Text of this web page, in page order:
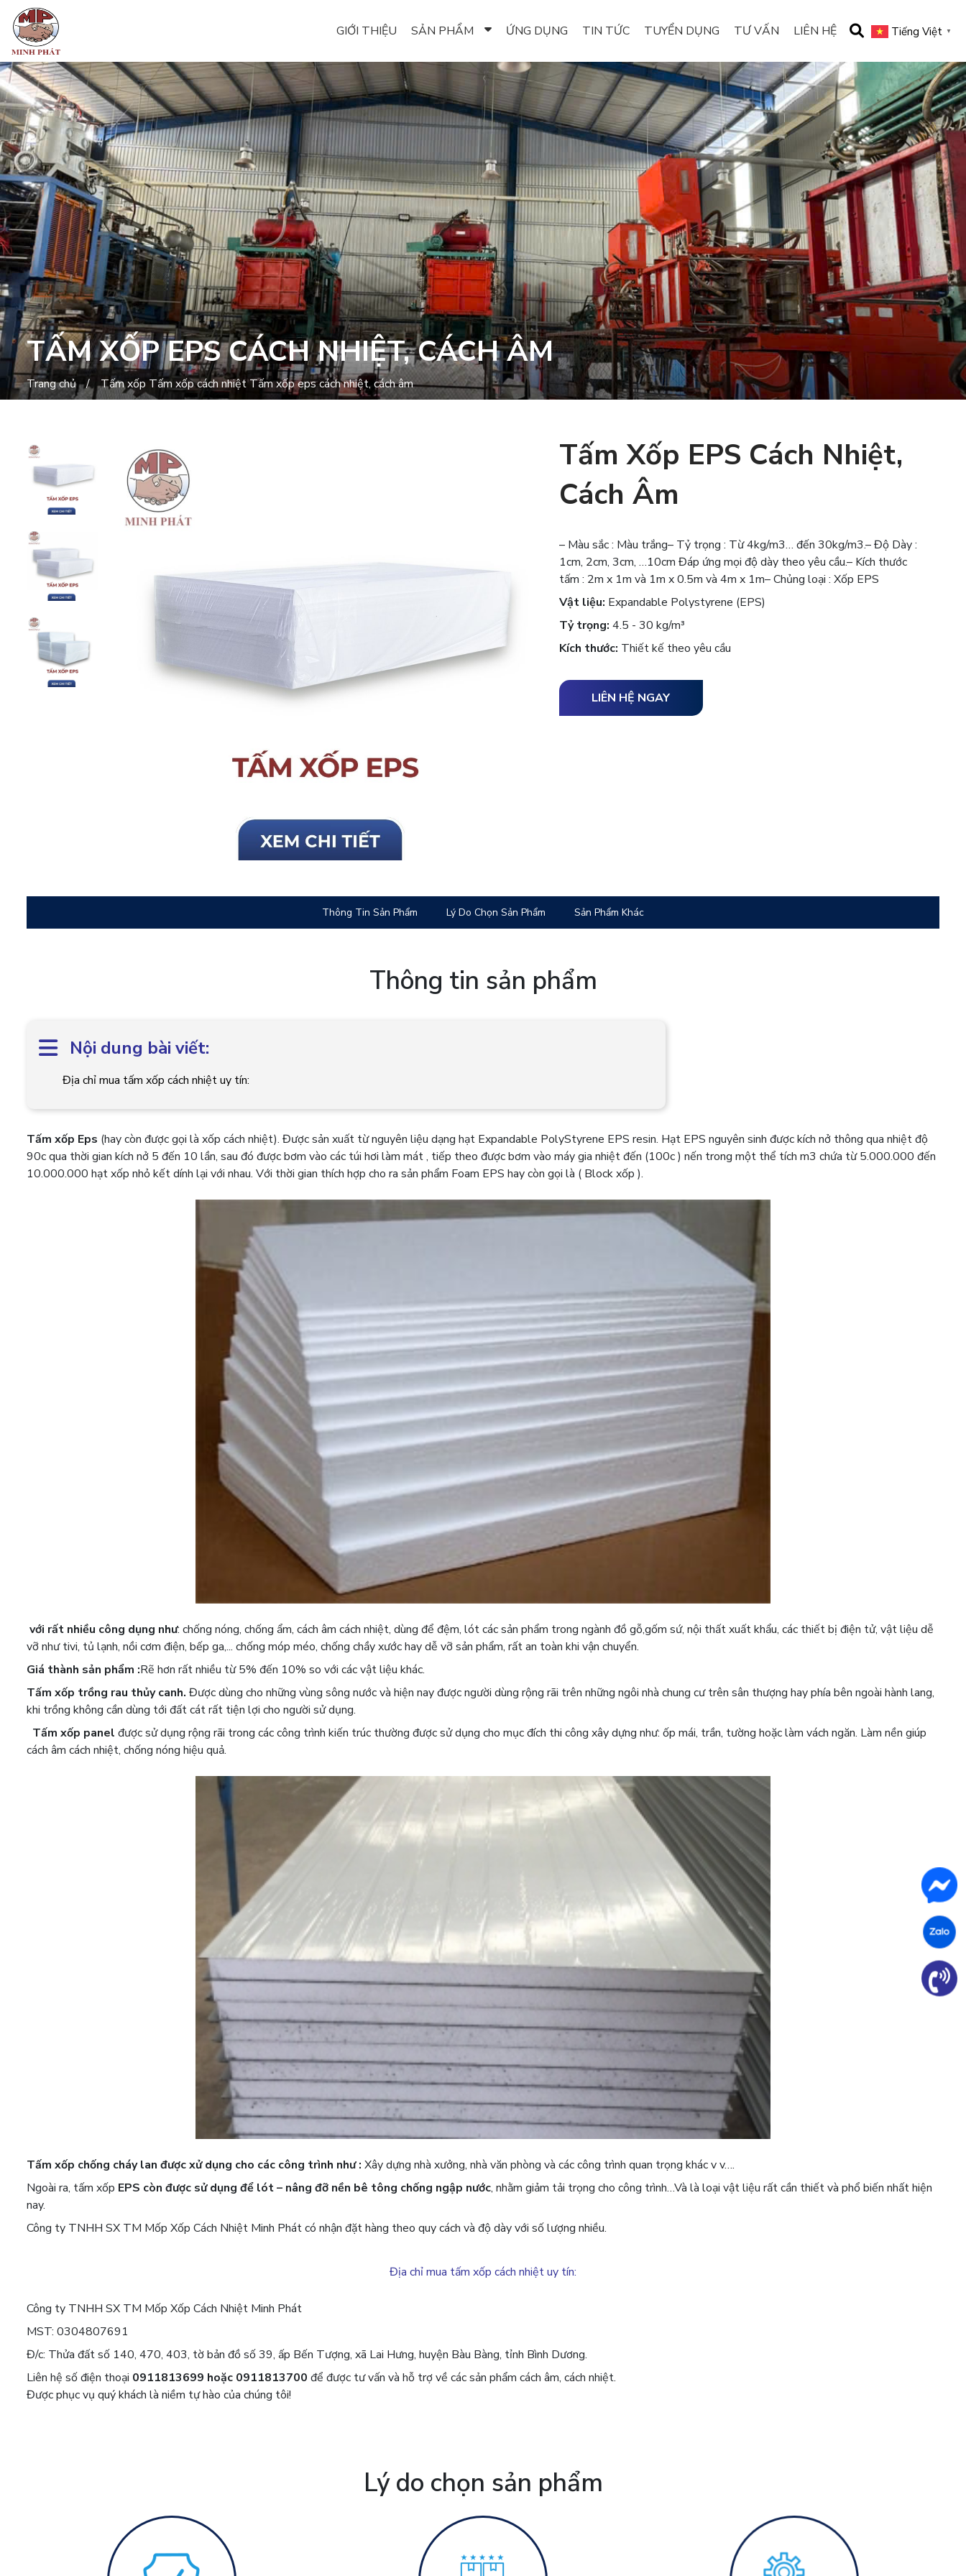
GIỚI THIỆU SẢN PHẨM ỨNG DỤNG TIN TỨC TUYỂN DỤNG TƯ VẤN LIÊN HỆ Tiếng Việt ▼
TẤM XỐP EPS CÁCH NHIỆT, CÁCH ÂM
Trang chủ Tấm xốp Tấm xốp cách nhiệt Tấm xốp eps cách nhiệt, cách âm
Tấm Xốp EPS Cách Nhiệt,
Cách Âm
– Màu sắc : Màu trắng– Tỷ trọng : Từ 4kg/m3… đến 30kg/m3.– Độ Dày :
1cm, 2cm, 3cm, …10cm Đáp ứng mọi độ dày theo yêu cầu.– Kích thước
tấm : 2m x 1m và 1m x 0.5m và 4m x 1m– Chủng loại : Xốp EPS
Vật liệu: Expandable Polystyrene (EPS)
Tỷ trọng: 4.5 - 30 kg/m³
Kích thước: Thiết kế theo yêu cầu
LIÊN HỆ NGAY
Thông Tin Sản Phẩm Lý Do Chọn Sản Phẩm Sản Phẩm Khác
Thông tin sản phẩm
Nội dung bài viết:
Địa chỉ mua tấm xốp cách nhiệt uy tín:
Tấm xốp Eps (hay còn được gọi là xốp cách nhiệt). Được sản xuất từ nguyên liệu dạng hạt Expandable PolyStyrene EPS resin. Hạt EPS nguyên sinh được kích nở thông qua nhiệt độ
90c qua thời gian kích nở 5 đến 10 lần, sau đó được bơm vào các túi hơi làm mát , tiếp theo được bơm vào máy gia nhiệt đến (100c ) nến trong một thể tích m3 chứa từ 5.000.000 đến
10.000.000 hạt xốp nhỏ kết dính lại với nhau. Với thời gian thích hợp cho ra sản phẩm Foam EPS hay còn gọi là ( Block xốp ).
với rất nhiều công dụng như: chống nóng, chống ẩm, cách âm cách nhiệt, dùng để đệm, lót các sản phẩm trong ngành đồ gỗ,gốm sứ, nội thất xuất khẩu, các thiết bị điện tử, vật liệu dễ
vỡ như tivi, tủ lạnh, nồi cơm điện, bếp ga,... chống móp méo, chống chầy xước hay dễ vỡ sản phẩm, rất an toàn khi vận chuyển.
Giá thành sản phẩm :Rẽ hơn rất nhiều từ 5% đến 10% so với các vật liệu khác.
Tấm xốp trồng rau thủy canh. Được dùng cho những vùng sông nước và hiện nay được người dùng rộng rãi trên những ngôi nhà chung cư trên sân thượng hay phía bên ngoài hành lang,
khi trồng không cần dùng tới đất cát rất tiện lợi cho người sử dụng.
Tấm xốp panel được sử dụng rộng rãi trong các công trình kiến trúc thường được sử dụng cho mục đích thi công xây dựng như: ốp mái, trần, tường hoặc làm vách ngăn. Làm nền giúp
cách âm cách nhiệt, chống nóng hiệu quả.
Tấm xốp chống cháy lan được xử dụng cho các công trình như : Xây dựng nhà xưởng, nhà văn phòng và các công trình quan trọng khác v v….
Ngoài ra, tấm xốp EPS còn được sử dụng để lót – nâng đỡ nền bê tông chống ngập nước, nhằm giảm tải trọng cho công trình…Và là loại vật liệu rất cần thiết và phổ biến nhất hiện
nay.
Công ty TNHH SX TM Mốp Xốp Cách Nhiệt Minh Phát có nhận đặt hàng theo quy cách và độ dày với số lượng nhiều.
Địa chỉ mua tấm xốp cách nhiệt uy tín:
Công ty TNHH SX TM Mốp Xốp Cách Nhiệt Minh Phát
MST: 0304807691
Đ/c: Thửa đất số 140, 470, 403, tờ bản đồ số 39, ấp Bến Tượng, xã Lai Hưng, huyện Bàu Bàng, tỉnh Bình Dương.
Liên hệ số điện thoại 0911813699 hoặc 0911813700 để được tư vấn và hỗ trợ về các sản phẩm cách âm, cách nhiệt.
Được phục vụ quý khách là niềm tự hào của chúng tôi!
Lý do chọn sản phẩm